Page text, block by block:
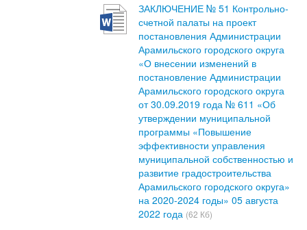
ЗАКЛЮЧЕНИЕ № 51 Контрольно-
счетной палаты на проект
постановления Администрации
Арамильского городского округа
«О внесении изменений в
постановление Администрации
Арамильского городского округа
от 30.09.2019 года № 611 «Об
утверждении муниципальной
программы «Повышение
эффективности управления
муниципальной собственностью и
развитие градостроительства
Арамильского городского округа»
на 2020-2024 годы» 05 августа
2022 года (62 Кб)